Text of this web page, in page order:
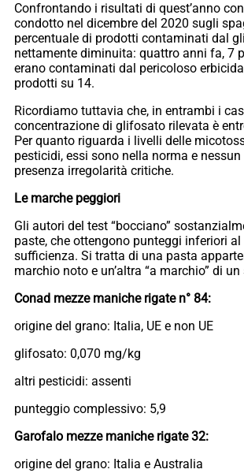
Confrontando i risultati di quest’anno
condotto nel dicembre del 2020 sugli
percentuale di prodotti contaminati dal
nettamente diminuita: quattro anni fa, 7
erano contaminati dal pericoloso
prodotti su 14.
Ricordiamo tuttavia che, in entrambi i
concentrazione di glifosato rilevata è
Per quanto riguarda i livelli delle
pesticidi, essi sono nella norma e
presenza irregolarità critiche.
Le marche peggiori
Gli autori del test “bocciano”
paste, che ottengono punteggi inferiori al
sufficienza. Si tratta di una pasta
marchio noto e un’altra “a marchio” di
Conad mezze maniche rigate n° 84:
origine del grano: Italia, UE e non UE
glifosato: 0,070 mg/kg
altri pesticidi: assenti
punteggio complessivo: 5,9
Garofalo mezze maniche rigate 32:
origine del grano: Italia e Australia